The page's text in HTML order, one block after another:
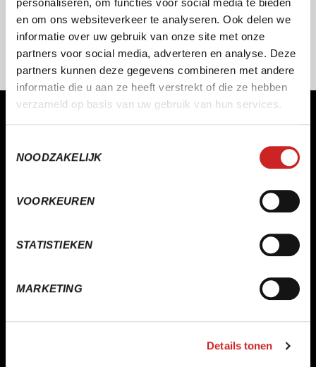
personaliseren, om functies voor social media te bieden
en om ons websiteverkeer te analyseren. Ook delen we
informatie over uw gebruik van onze site met onze
partners voor social media, adverteren en analyse. Deze
partners kunnen deze gegevens combineren met andere
informatie die u aan ze heeft verstrekt of die ze hebben
verzameld op basis van uw gebruik van hun services.
NOODZAKELIJK
VOORKEUREN
STATISTIEKEN
MARKETING
Details tonen
Of het nu gaat om sport & recreatie, onderwijs,
organisaties vooruitbrengt.
DAAG ONS UIT
Raadhuisstraat 211 2406 AC Alphen aan den Rijn